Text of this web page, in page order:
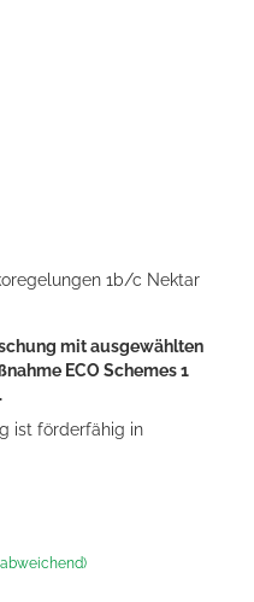
1b/c Nektar
mit ausgewählten
ECO Schemes 1
ist förderfähig in